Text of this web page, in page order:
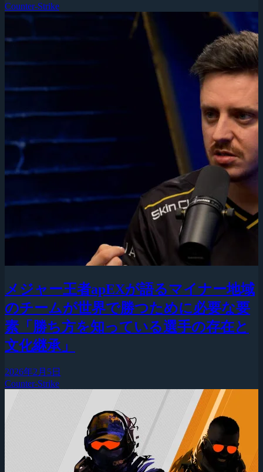
Counter-Strike
メジャー王者apEXが語るマイナー地域
のチームが世界で勝つために必要な要
素「勝ち方を知っている選手の存在と
文化継承」
2026年2月5日
Counter-Strike